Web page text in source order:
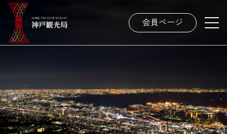
会員ページ